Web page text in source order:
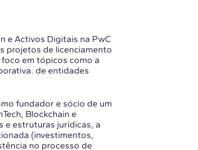
e Activos Digitais na PwC
projetos de licenciamento
em tópicos como a
de entidades
fundador e sócio de um
Blockchain e
e estruturas jurídicas, a
(investimentos,
no processo de